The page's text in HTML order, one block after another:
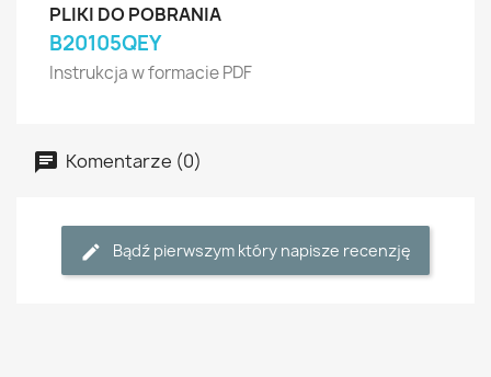
PLIKI DO POBRANIA
B20105QEY
Instrukcja w formacie PDF
Komentarze (0)
Bądź pierwszym który napisze recenzję